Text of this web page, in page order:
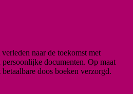
naar de toekomst met
documenten. Op maat
doos boeken verzorgd.